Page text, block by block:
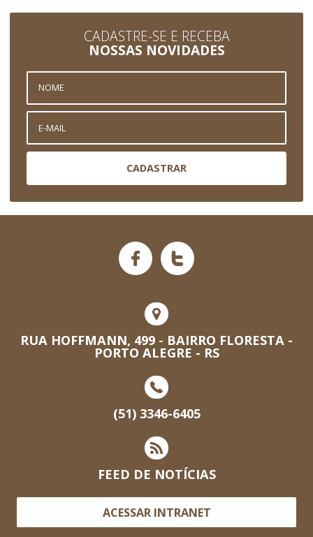
CADASTRE-SE E RECEBA
NOSSAS NOVIDADES
CADASTRAR
RUA HOFFMANN, 499 - BAIRRO FLORESTA -
PORTO ALEGRE - RS
(51) 3346-6405
FEED DE NOTÍCIAS
ACESSAR INTRANET